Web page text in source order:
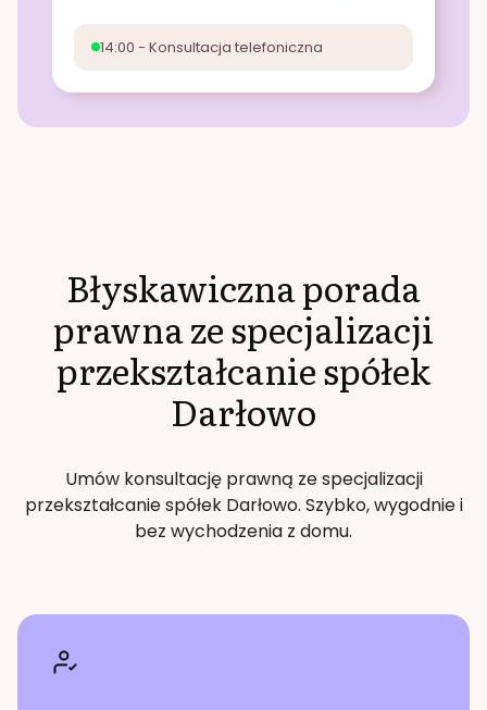
14:00 - Konsultacja telefoniczna
Błyskawiczna porada
prawna ze specjalizacji
przekształcanie spółek
Darłowo
Umów konsultację prawną ze specjalizacji
przekształcanie spółekDarłowo. Szybko, wygodnie i
bez wychodzenia z domu.